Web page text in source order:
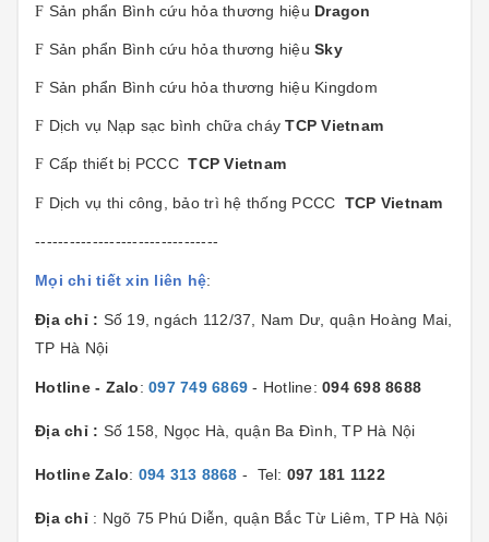
F Sản phẩn Bình cứu hỏa thương hiệu Dragon
F Sản phẩn Bình cứu hỏa thương hiệu Sky
F Sản phẩn Bình cứu hỏa thương hiệu Kingdom
F Dịch vụ Nạp sạc bình chữa cháyTCP Vietnam
F Cấp thiết bị PCCCTCP Vietnam
F Dịch vụ thi công, bảo trì hệ thống PCCC TCP Vietnam
--------------------------------
Mọi chi tiết xin liên hệ:
Địa chỉ : Số 19, ngách 112/37, Nam Dư, quận Hoàng Mai,
TP Hà Nội
Hotline - Zalo: 097 749 6869 - Hotline: 094 698 8688
Địa chỉ : Số 158, Ngọc Hà, quận Ba Đình, TP Hà Nội
Hotline Zalo: 094 313 8868 - Tel: 097 181 1122
Địa chỉ : Ngõ 75 Phú Diễn, quận Bắc Từ Liêm, TP Hà Nội